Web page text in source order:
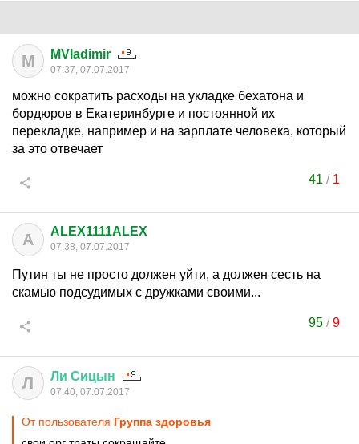
M MVladimir
07:37, 07.07.2017
можно сократить расходы на укладке бехатона и
бордюров в Екатеринбурге и постоянной их
перекладке, например и на зарплате человека, который
за это отвечает
41 / 1
A ALEX1111ALEX
07:38, 07.07.2017
Путин ты не просто должен уйти, а должен сесть на
скамью подсудимых с дружками своими...
95 /9
Л Ли Сицын
07:40, 07.07.2017
От пользователя Группа здоровья